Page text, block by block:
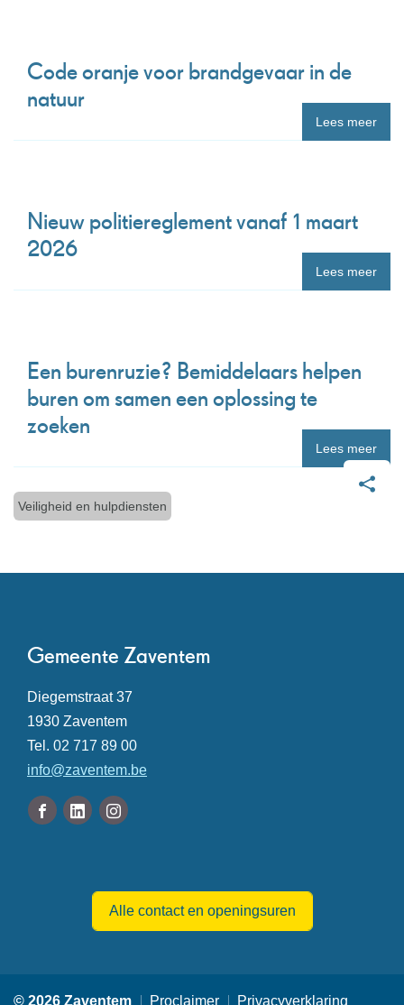
Code oranje voor brandgevaar in de
natuur
Lees meer
Nieuw politiereglement vanaf 1 maart
2026
Lees meer
Een burenruzie? Bemiddelaars helpen
buren om samen een oplossing te
zoeken
Lees meer
Thema's
Veiligheid en hulpdiensten
Contact
Gemeente Zaventem
Adres
Diegemstraat 37
,1930 Zaventem
Tel. 02 717 89 00
E-
mail
info@zaventem.be
VolgFacebook
LinkedinInstagram
Alle contact en openingsuren
© 2026 Zaventem Proclaimer Privacyverklaring
deze